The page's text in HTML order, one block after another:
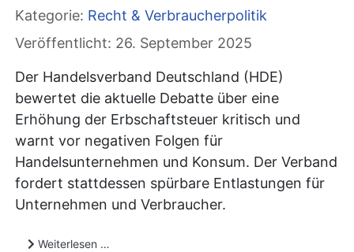
Kategorie: Recht & Verbraucherpolitik
Veröffentlicht: 26. September 2025
Der Handelsverband Deutschland (HDE)
bewertet die aktuelle Debatte über eine
Erhöhung der Erbschaftsteuer kritisch und
warnt vor negativen Folgen für
Handelsunternehmen und Konsum. Der Verband
fordert stattdessen spürbare Entlastungen für
Unternehmen und Verbraucher.
Weiterlesen …